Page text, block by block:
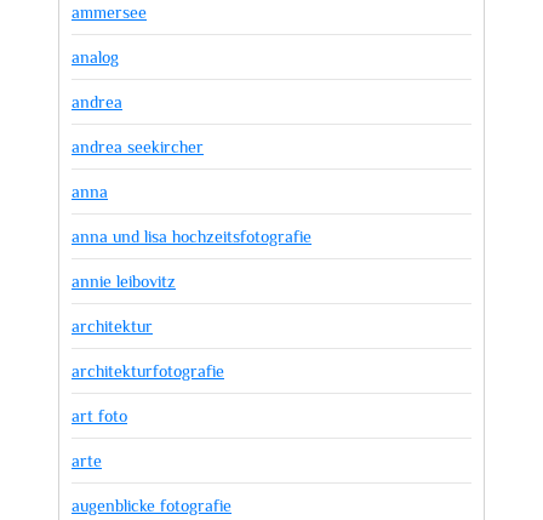
ammersee
analog
andrea
andrea seekircher
anna
anna und lisa hochzeitsfotografie
annie leibovitz
architektur
architekturfotografie
art foto
arte
augenblicke fotografie